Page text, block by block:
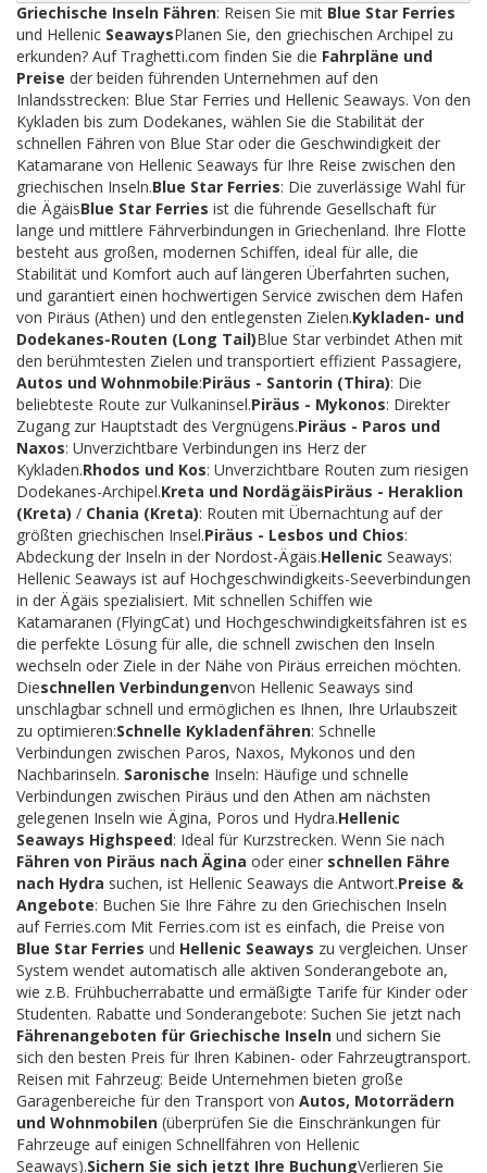
Griechische Inseln Fähren: Reisen Sie mit Blue Star Ferries
und Hellenic SeawaysPlanen Sie, den griechischen Archipel zu
erkunden? Auf Traghetti.com finden Sie die Fahrpläne und
Preise der beiden führenden Unternehmen auf den
Inlandsstrecken: Blue Star Ferries und Hellenic Seaways. Von den
Kykladen bis zum Dodekanes, wählen Sie die Stabilität der
schnellen Fähren von Blue Star oder die Geschwindigkeit der
Katamarane von Hellenic Seaways für Ihre Reise zwischen den
griechischen Inseln.Blue Star Ferries: Die zuverlässige Wahl für
die ÄgäisBlue Star Ferries ist die führende Gesellschaft für
lange und mittlere Fährverbindungen in Griechenland. Ihre Flotte
besteht aus großen, modernen Schiffen, ideal für alle, die
Stabilität und Komfort auch auf längeren Überfahrten suchen,
und garantiert einen hochwertigen Service zwischen dem Hafen
von Piräus (Athen) und den entlegensten Zielen.Kykladen- und
Dodekanes-Routen (Long Tail)Blue Star verbindet Athen mit
den berühmtesten Zielen und transportiert effizient Passagiere,
Autos und Wohnmobile:Piräus - Santorin (Thira): Die
beliebteste Route zur Vulkaninsel.Piräus - Mykonos: Direkter
Zugang zur Hauptstadt des Vergnügens.Piräus - Paros und
Naxos: Unverzichtbare Verbindungen ins Herz der
Kykladen.Rhodos und Kos: Unverzichtbare Routen zum riesigen
Dodekanes-Archipel.Kreta und NordägäisPiräus - Heraklion
(Kreta) / Chania (Kreta): Routen mit Übernachtung auf der
größten griechischen Insel.Piräus - Lesbos und Chios:
Abdeckung der Inseln in der Nordost-Ägäis.Hellenic Seaways:
Hellenic Seaways ist auf Hochgeschwindigkeits-Seeverbindungen
in der Ägäis spezialisiert. Mit schnellen Schiffen wie
Katamaranen (FlyingCat) und Hochgeschwindigkeitsfähren ist es
die perfekte Lösung für alle, die schnell zwischen den Inseln
wechseln oder Ziele in der Nähe von Piräus erreichen möchten.
Dieschnellen Verbindungenvon Hellenic Seaways sind
unschlagbar schnell und ermöglichen es Ihnen, Ihre Urlaubszeit
zu optimieren:Schnelle Kykladenfähren: Schnelle
Verbindungen zwischen Paros, Naxos, Mykonos und den
Nachbarinseln. Saronische Inseln: Häufige und schnelle
Verbindungen zwischen Piräus und den Athen am nächsten
gelegenen Inseln wie Ägina, Poros und Hydra.Hellenic
Seaways Highspeed: Ideal für Kurzstrecken. Wenn Sie nach
Fähren von Piräus nach Ägina oder einer schnellen Fähre
nach Hydra suchen, ist Hellenic Seaways die Antwort.Preise &
Angebote: Buchen Sie Ihre Fähre zu den Griechischen Inseln
auf Ferries.com Mit Ferries.com ist es einfach, die Preise von
Blue Star Ferries und Hellenic Seaways zu vergleichen. Unser
System wendet automatisch alle aktiven Sonderangebote an,
wie z.B. Frühbucherrabatte und ermäßigte Tarife für Kinder oder
Studenten. Rabatte und Sonderangebote: Suchen Sie jetzt nach
Fährenangeboten für Griechische Inseln und sichern Sie
sich den besten Preis für Ihren Kabinen- oder Fahrzeugtransport.
Reisen mit Fahrzeug: Beide Unternehmen bieten große
Garagenbereiche für den Transport von Autos, Motorrädern
und Wohnmobilen (überprüfen Sie die Einschränkungen für
Fahrzeuge auf einigen Schnellfähren von Hellenic
Seaways).Sichern Sie sich jetzt Ihre BuchungVerlieren Sie